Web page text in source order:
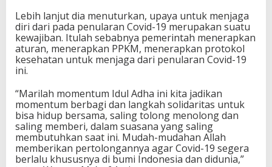
Lebih lanjut dia menuturkan, upaya untuk menjaga
diri dari pada penularan Covid-19 merupakan suatu
kewajiban. Itulah sebabnya pemerintah menerapkan
aturan, menerapkan PPKM, menerapkan protokol
kesehatan untuk menjaga dari penularan Covid-19
ini.
“Marilah momentum Idul Adha ini kita jadikan
momentum berbagi dan langkah solidaritas untuk
bisa hidup bersama, saling tolong menolong dan
saling memberi, dalam suasana yang saling
membutuhkan saat ini. Mudah-mudahan Allah
memberikan pertolongannya agar Covid-19 segera
berlalu khususnya di bumi Indonesia dan didunia,”